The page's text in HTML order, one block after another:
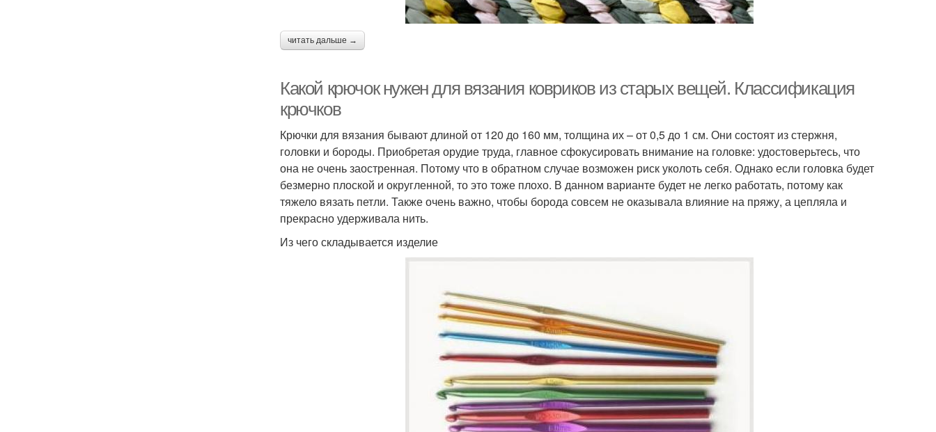
читать дальше →
Какой крючок нужен для вязания ковриков из старых вещей. Классификация
крючков
Крючки для вязания бывают длиной от 120 до 160 мм, толщина их – от 0,5 до 1 см. Они состоят из стержня,
головки и бороды. Приобретая орудие труда, главное сфокусировать внимание на головке: удостоверьтесь, что
она не очень заостренная. Потому что в обратном случае возможен риск уколоть себя. Однако если головка будет
безмерно плоской и округленной, то это тоже плохо. В данном варианте будет не легко работать, потому как
тяжело вязать петли. Также очень важно, чтобы борода совсем не оказывала влияние на пряжу, а цепляла и
прекрасно удерживала нить.
Из чего складывается изделие